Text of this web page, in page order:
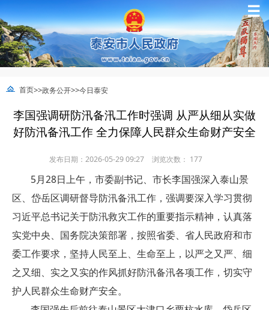
☰
首页>>政务公开>>今日泰安
李国强调研防汛备汛工作时强调 从严从细从实做
好防汛备汛工作 全力保障人民群众生命财产安全
发布日期：2026-05-29 09:27 浏览次数： 177
5月28日上午，市委副书记、市长李国强深入泰山景
区、岱岳区调研督导防汛备汛工作，强调要深入学习贯彻
习近平总书记关于防汛救灾工作的重要指示精神，认真落
实党中央、国务院决策部署，按照省委、省人民政府和市
委工作要求，坚持人民至上、生命至上，以严之又严、细
之又细、实之又实的作风抓好防汛备汛各项工作，切实守
护人民群众生命财产安全。